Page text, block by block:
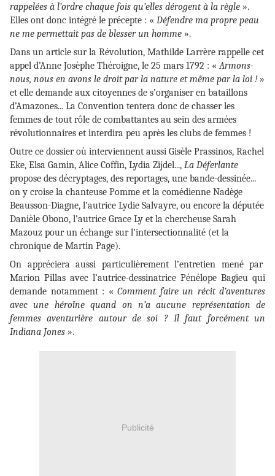
rappelées à l’ordre chaque fois qu’elles dérogent à la règle ».
Elles ont donc intégré le précepte : « Défendre ma propre peau
ne me permettait pas de blesser un homme ».
Dans un article sur la Révolution, Mathilde Larrère rappelle cet
appel d’Anne Josèphe Théroigne, le 25 mars 1792 : «Armons-
nous, nous en avons le droit par la nature et même par la loi !»
et elle demande aux citoyennes de s’organiser en bataillons
d’Amazones... La Convention tentera donc de chasser les
femmes de tout rôle de combattantes au sein des armées
révolutionnaires et interdira peu après les clubs de femmes !
Outre ce dossier où interviennent aussi Gisèle Prassinos, Rachel
Eke, Elsa Gamin, Alice Coffin, Lydia Zijdel..., La Déferlante
propose des décryptages, des reportages, une bande-dessinée...
on y croise la chanteuse Pomme et la comédienne Nadège
Beausson-Diagne, l’autrice Lydie Salvayre, ou encore la députée
Danièle Obono, l’autrice Grace Ly et la chercheuse Sarah
Mazouz pour un échange sur l’intersectionnalité (et la
chronique de Martin Page).
On appréciera aussi particulièrement l’entretien mené par
Marion Pillas avec l’autrice-dessinatrice Pénélope Bagieu qui
demande notamment : « Comment faire un récit d’aventures
avec une héroïne quand on n’a aucune représentation de
femmes aventurière autour de soi ? Il faut forcément un
Indiana Jones ».
Publicité